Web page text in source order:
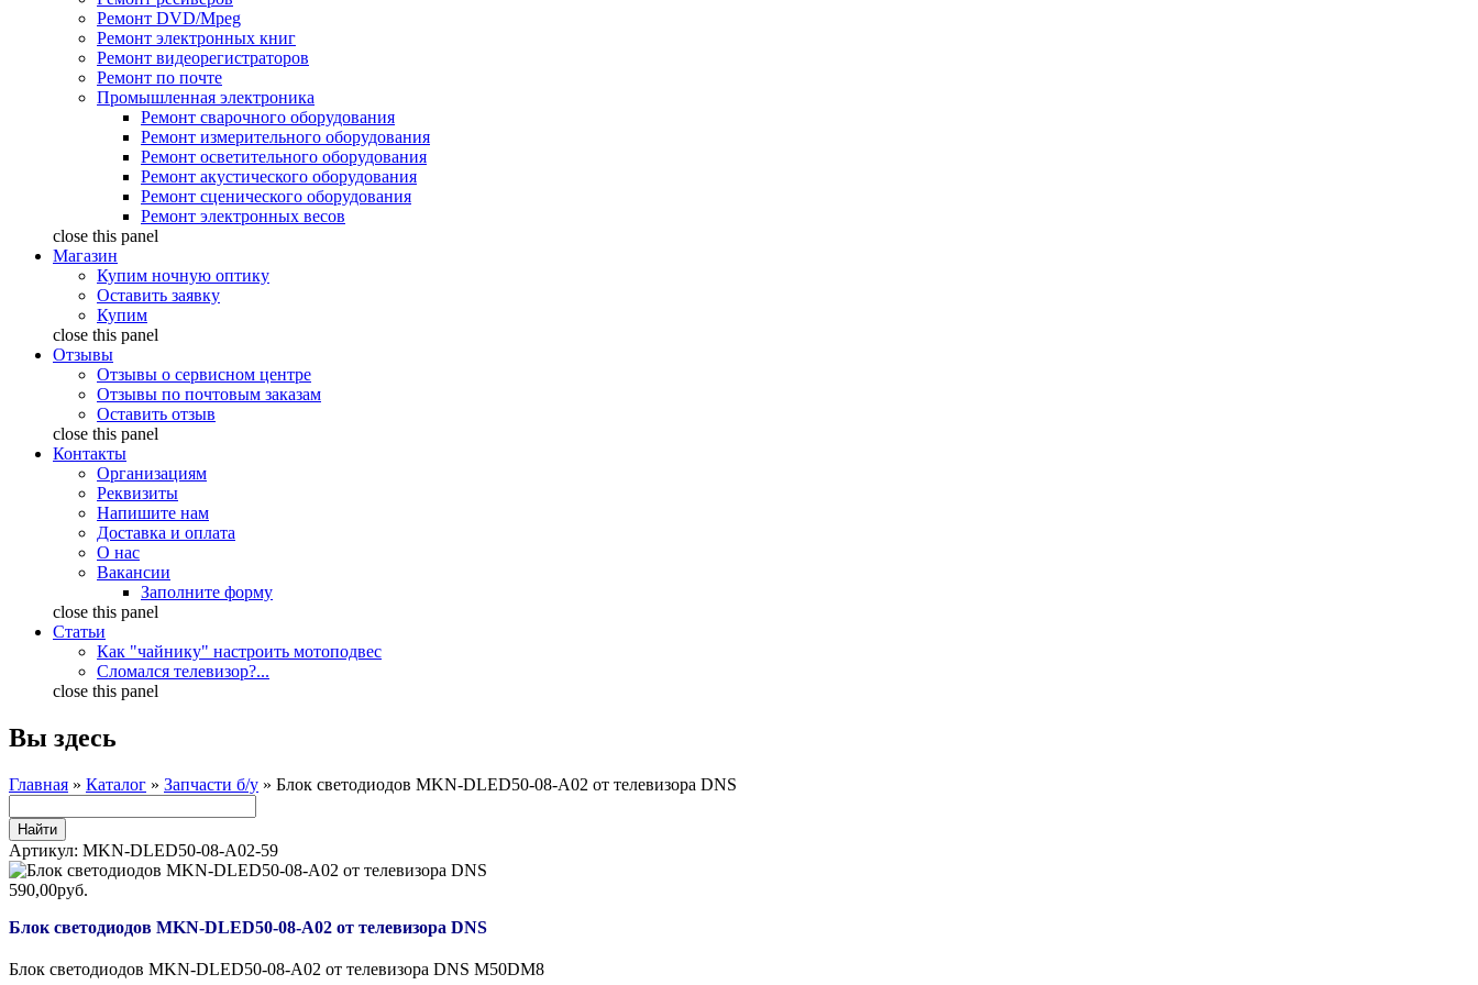
Ремонт DVD/Mpeg
Ремонт электронных книг
Ремонт видеорегистраторов
Ремонт по почте
Промышленная электроника
Ремонт сварочного оборудования
Ремонт измерительного оборудования
Ремонт осветительного оборудования
Ремонт акустического оборудования
Ремонт сценического оборудования
Ремонт электронных весов
close this panel
Магазин
Купим ночную оптику
Оставить заявку
Купим
close this panel
Отзывы
Отзывы о сервисном центре
Отзывы по почтовым заказам
Оставить отзыв
close this panel
Контакты
Организациям
Реквизиты
Напишите нам
Доставка и оплата
О нас
Вакансии
Заполните форму
close this panel
Статьи
Как "чайнику" настроить мотоподвес
Сломался телевизор?...
close this panel
Вы здесь
Главная » Каталог » Запчасти б/у » Блок светодиодов MKN-DLED50-08-A02 от телевизора DNS
Артикул: MKN-DLED50-08-A02-59
590,00руб.
Блок светодиодов MKN-DLED50-08-A02 от телевизора DNS
Блок светодиодов MKN-DLED50-08-A02 от телевизора DNS M50DM8